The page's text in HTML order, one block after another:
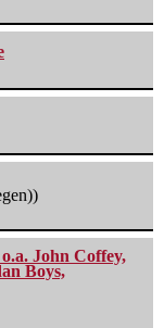
John Coffey,
Boys,